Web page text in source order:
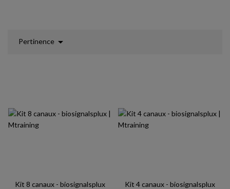
Pertinence 
Kit 8 canaux - biosignalsplux Kit 4 canaux - biosignalsplux